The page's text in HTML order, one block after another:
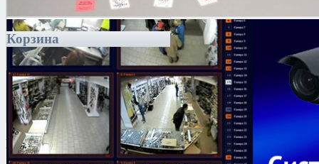
Корзина
Каталог